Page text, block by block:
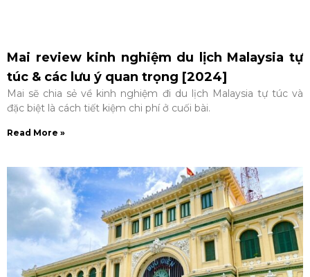
Mai review kinh nghiệm du lịch Malaysia tự
túc & các lưu ý quan trọng [2024]
Mai sẽ chia sẻ về kinh nghiệm đi du lịch Malaysia tự túc và
đặc biệt là cách tiết kiệm chi phí ở cuối bài.
Read More »